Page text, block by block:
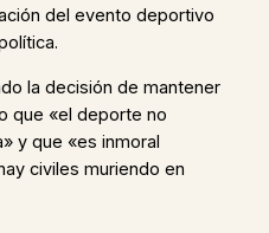
del evento deportivo
la decisión de mantener
que «el deporte no
y que «es inmoral
civiles muriendo en